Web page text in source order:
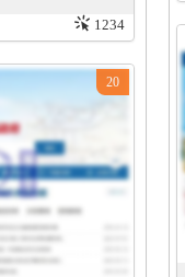
1234
20